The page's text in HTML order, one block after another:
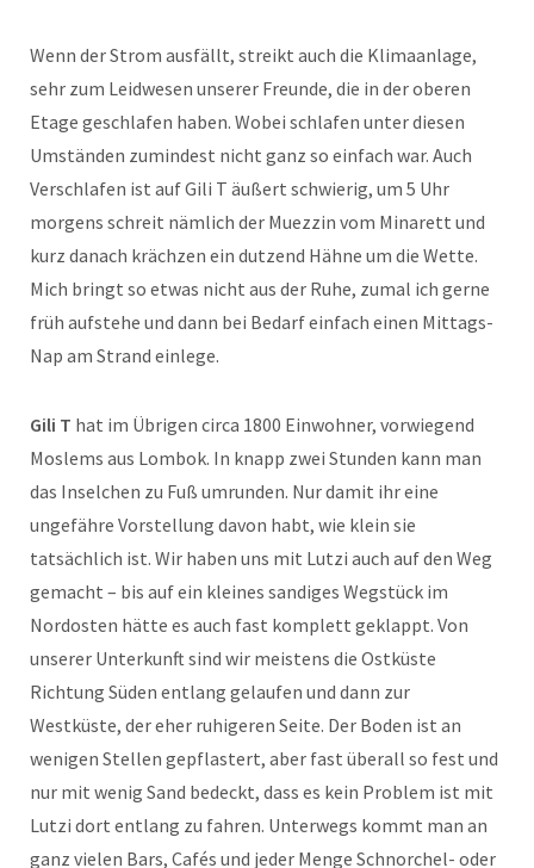
Wenn der Strom ausfällt, streikt auch die Klimaanlage,
sehr zum Leidwesen unserer Freunde, die in der oberen
Etage geschlafen haben. Wobei schlafen unter diesen
Umständen zumindest nicht ganz so einfach war. Auch
Verschlafen ist auf Gili T äußert schwierig, um 5 Uhr
morgens schreit nämlich der Muezzin vom Minarett und
kurz danach krächzen ein dutzend Hähne um die Wette.
Mich bringt so etwas nicht aus der Ruhe, zumal ich gerne
früh aufstehe und dann bei Bedarf einfach einen Mittags-
Nap am Strand einlege.
Gili T hat im Übrigen circa 1800 Einwohner, vorwiegend
Moslems aus Lombok. In knapp zwei Stunden kann man
das Inselchen zu Fuß umrunden. Nur damit ihr eine
ungefähre Vorstellung davon habt, wie klein sie
tatsächlich ist. Wir haben uns mit Lutzi auch auf den Weg
gemacht – bis auf ein kleines sandiges Wegstück im
Nordosten hätte es auch fast komplett geklappt. Von
unserer Unterkunft sind wir meistens die Ostküste
Richtung Süden entlang gelaufen und dann zur
Westküste, der eher ruhigeren Seite. Der Boden ist an
wenigen Stellen gepflastert, aber fast überall so fest und
nur mit wenig Sand bedeckt, dass es kein Problem ist mit
Lutzi dort entlang zu fahren. Unterwegs kommt man an
ganz vielen Bars, Cafés und jeder Menge Schnorchel- oder